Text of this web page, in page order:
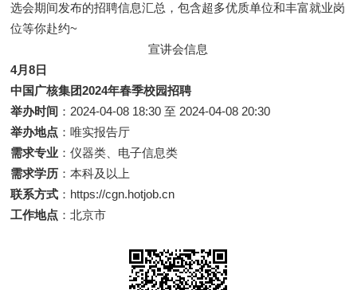
选会期间发布的招聘信息汇总，包含超多优质单位和丰富就业岗
位等你赴约~
宣讲会信息
4月8日
中国广核集团2024年春季校园招聘
举办时间 ：2024-04-08 18:30 至 2024-04-08 20:30
举办地点 ：唯实报告厅
需求专业 ：仪器类、电子信息类
需求学历 ：本科及以上
联系方式 ：https://cgn.hotjob.cn
工作地点 ：北京市